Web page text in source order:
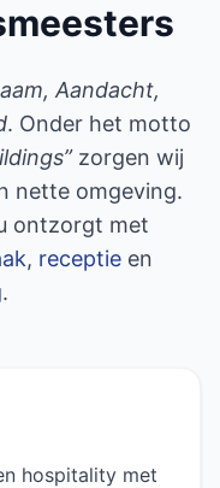
Aandacht,
. Onder het motto
zorgen wij
nette omgeving.
ontzorgt met
, receptie en
.
hospitality met